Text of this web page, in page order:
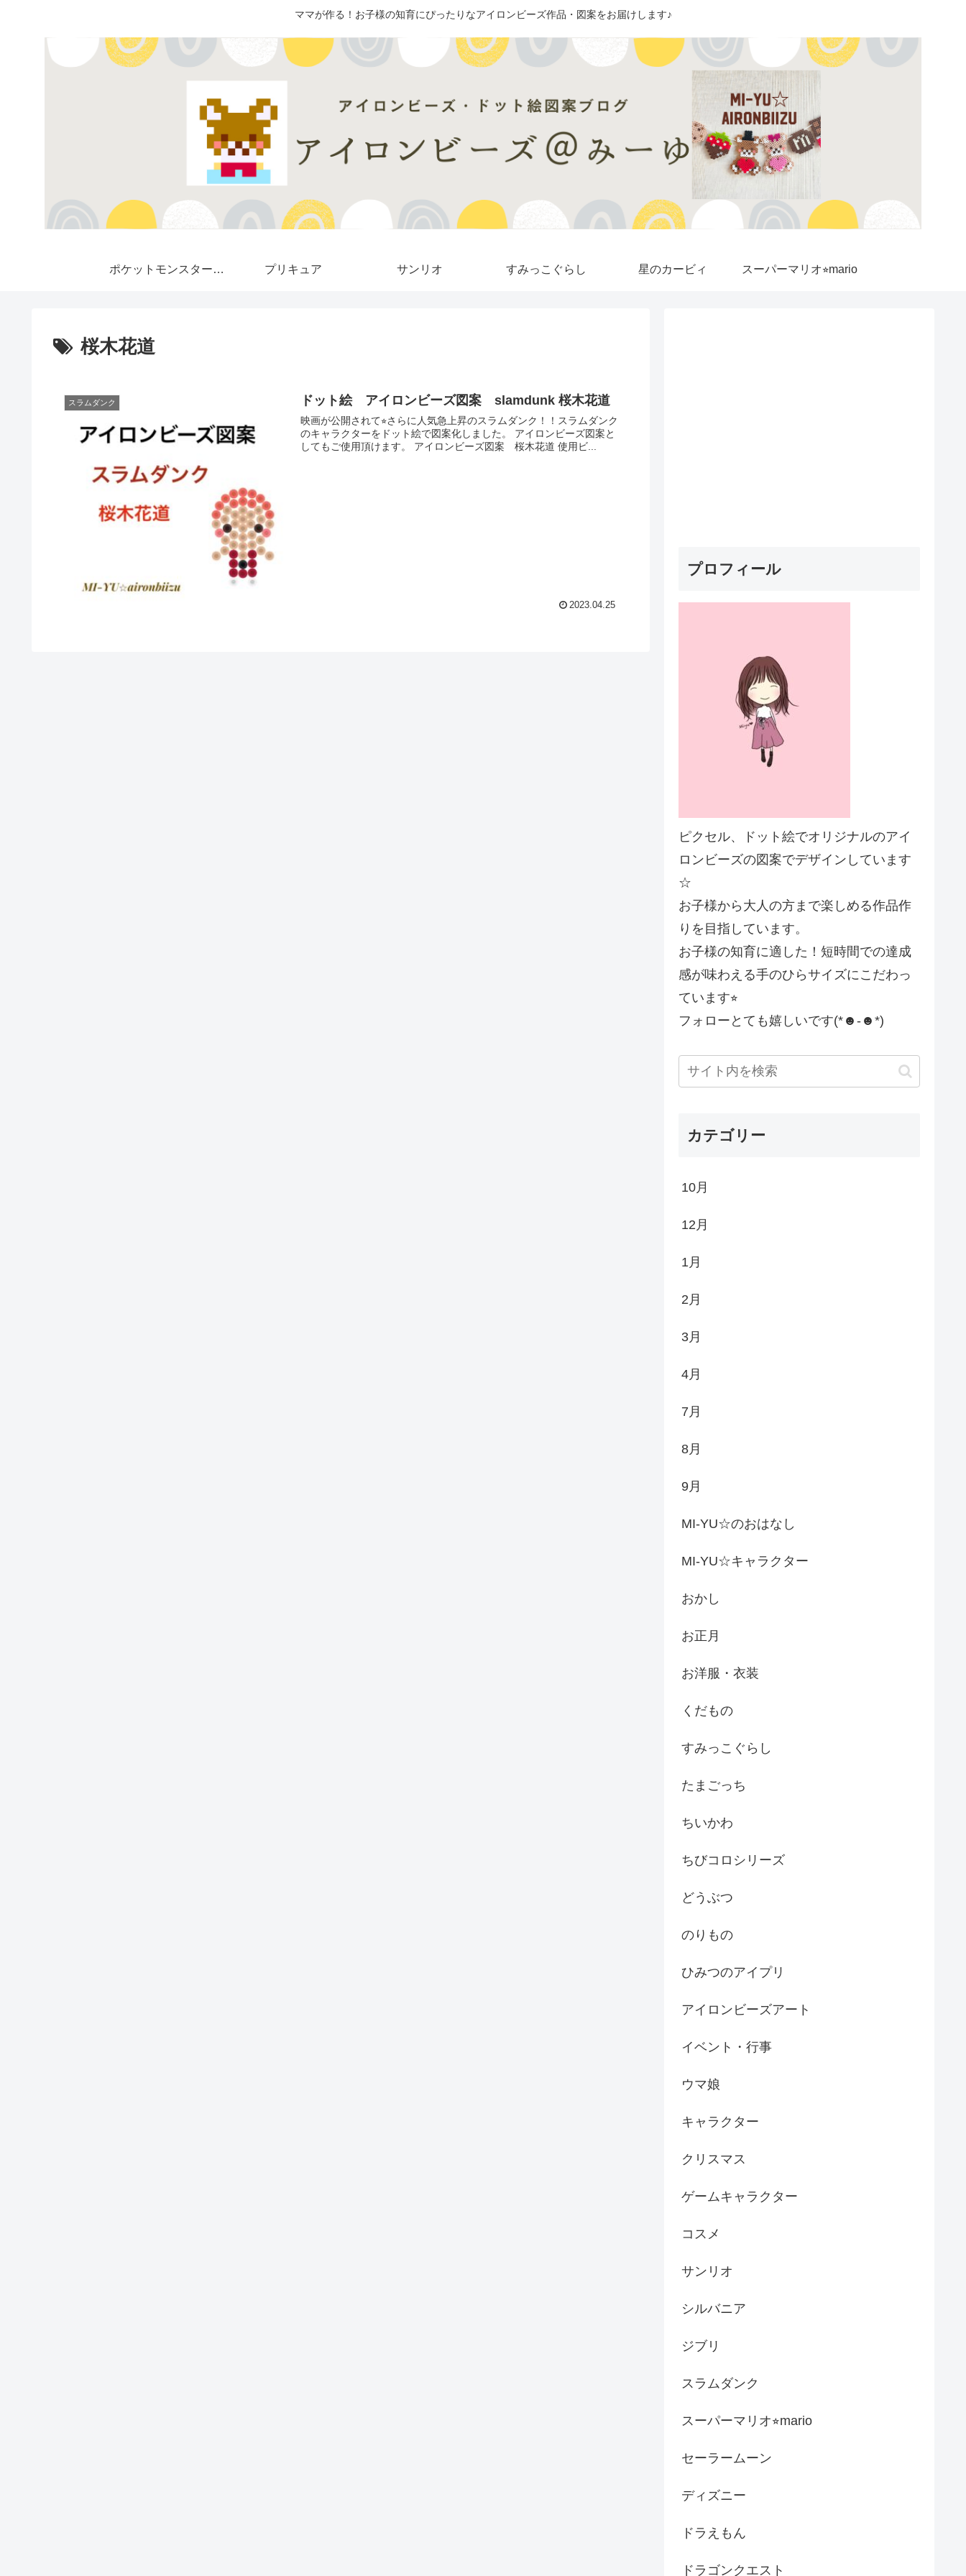
ママが作る！お子様の知育にぴったりなアイロンビーズ作品・図案をお届けします♪
ポケットモンスター★ プリキュア サンリオ すみっこぐらし 星のカービィ スーパーマリオ⭐︎mario
桜木花道
スラムダンク ドット絵 アイロンビーズ図案 slamdunk 桜木花道
映画が公開されて⭐︎さらに人気急上昇のスラムダンク！！スラムダンク
のキャラクターをドット絵で図案化しました。 アイロンビーズ図案と
してもご使用頂けます。 アイロンビーズ図案 桜木花道 使用ビ...
2023.04.25
プロフィール
ピクセル、ドット絵でオリジナルのアイ
ロンビーズの図案でデザインしています
☆
お子様から大人の方まで楽しめる作品作
りを目指しています。
お子様の知育に適した！短時間での達成
感が味わえる手のひらサイズにこだわっ
ています⭐︎
フォローとても嬉しいです(*☻-☻*)
カテゴリー
10月
12月
1月
2月
3月
4月
7月
8月
9月
MI-YU☆のおはなし
MI-YU☆キャラクター
おかし
お正月
お洋服・衣装
くだもの
すみっこぐらし
たまごっち
ちいかわ
ちびコロシリーズ
どうぶつ
のりもの
ひみつのアイプリ
アイロンビーズアート
イベント・行事
ウマ娘
キャラクター
クリスマス
ゲームキャラクター
コスメ
サンリオ
シルバニア
ジブリ
スラムダンク
スーパーマリオ⭐︎mario
セーラームーン
ディズニー
ドラえもん
ドラゴンクエスト